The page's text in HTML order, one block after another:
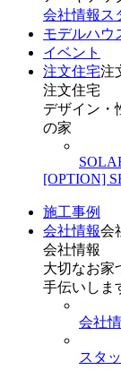
会社情報 ス
モデルハウ
イベント
注文住宅注
注文住宅
デザイン・
の家
[OPTION]
施工事例
会社情報会
会社情報
大切なお家
手伝いしま
会社
スタ